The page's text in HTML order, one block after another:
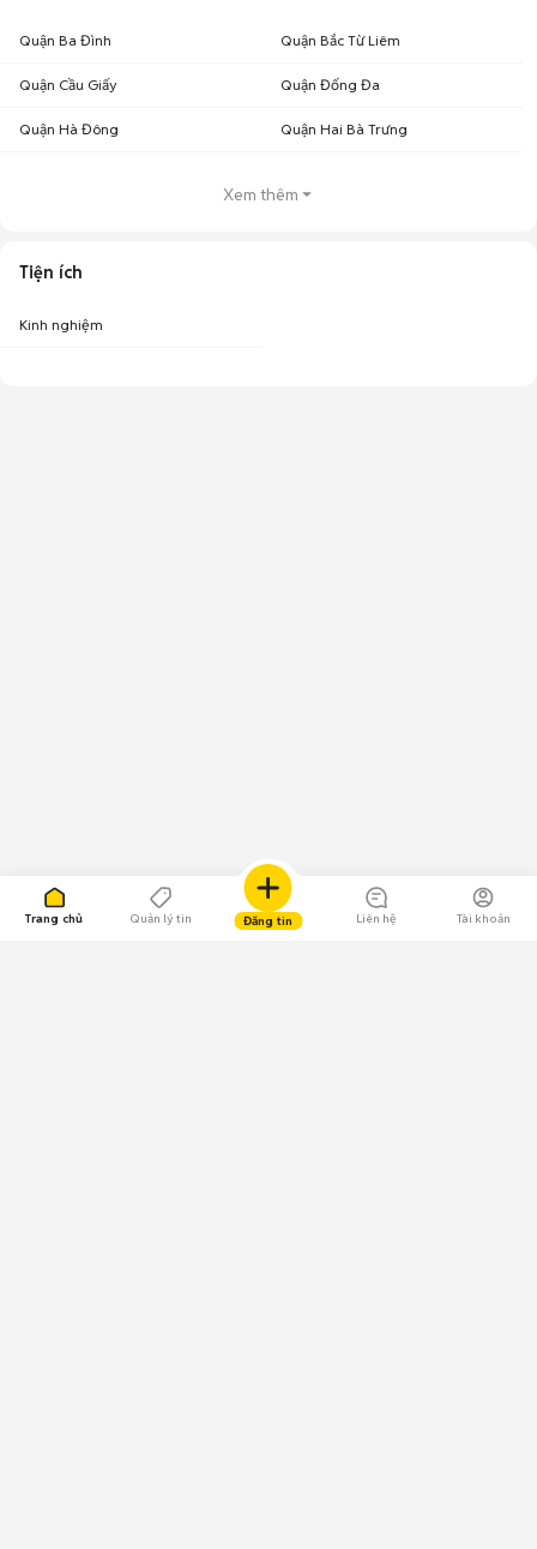
Trang chủ Quản lý tin Đăng tin Liên hệ Tài khoản
Quận Ba Đình Quận Bắc Từ Liêm
Quận Cầu Giấy Quận Đống Đa
Quận Hà Đông Quận Hai Bà Trưng
Xem thêm
Tiện ích
Kinh nghiệm